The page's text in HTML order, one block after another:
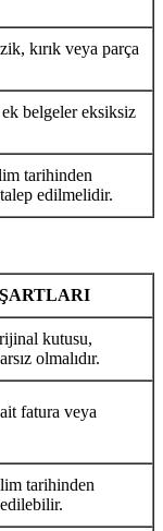
kırık veya parça
belgeler eksiksiz
tarihinden
edilmelidir.
kutusu,
olmalıdır.
fatura veya
tarihinden